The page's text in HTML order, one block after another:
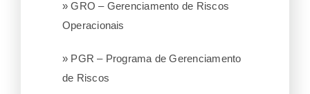
» GRO – Gerenciamento de Riscos
Operacionais
» PGR – Programa de Gerenciamento
de Riscos